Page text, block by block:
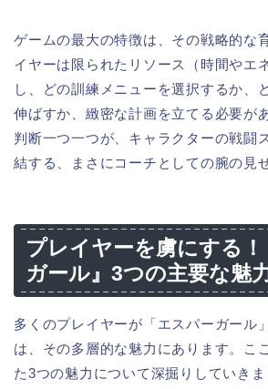
ゲームの最大の特徴は、その戦略的な
イヤーは限られたリソース（時間やエ
し、どの訓練メニューを選択するか、
伸ばすか、緻密な計画を立てる必要が
判断一つ一つが、キャラクターの戦闘
結する、まさにコーチとしての腕の見
プレイヤーを虜にする
ガール』3つの主要な魅
多くのプレイヤーが「エスパーガール
は、その多層的な魅力にあります。こ
た3つの魅力について深掘りしていきま